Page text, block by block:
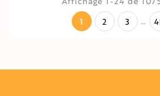
1 2 3 …